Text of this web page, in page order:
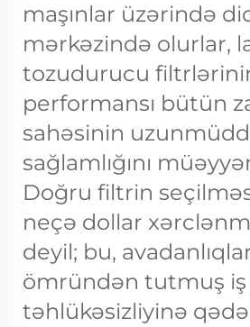
maşınlar üzərində
mərkəzində olurlar,
tozudurucu
performansı bütün
sahəsinin
sağlamlığını
Doğru filtrin
neçə dollar
deyil; bu,
ömründən tutmuş iş
təhlükəsizliyinə